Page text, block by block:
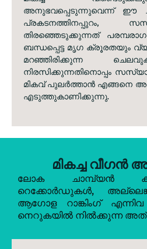
അനുഭവപ്പെടുന്നുവെന്ന് ഈ
പ്രകടനത്തിനപ്പുറം,
തിരഞ്ഞെടുക്കുന്നത്
ബന്ധപ്പെട്ട മൃഗ ക്രൂരതയും
മറഞ്ഞിരിക്കുന്ന
നിരസിക്കുന്നതിനൊപ്പം
മികവ് പുലർത്താൻ എങ്ങനെ
എടുത്തുകാണിക്കുന്നു.
മികച്ച വീഗൻ
ലോക ചാമ്പ്യൻ
റെക്കോർഡുകൾ,
ആഗോള റാങ്കിംഗ് എന്നിവ
നെറുകയിൽ നിൽക്കുന്ന